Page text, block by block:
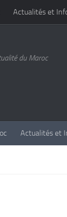
Actualités et
du Maroc
Actualités et